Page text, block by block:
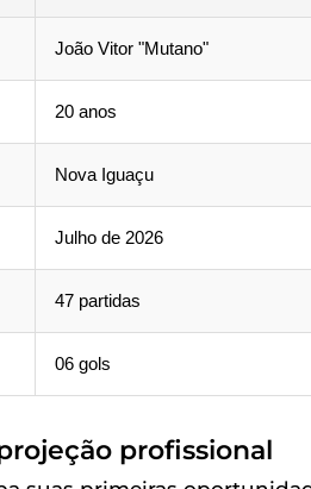
João Vitor "Mutano"
20 anos
Nova Iguaçu
Julho de 2026
47 partidas
06 gols
profissional